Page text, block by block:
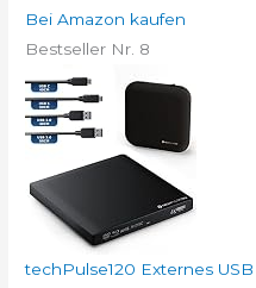
Bei Amazon kaufen
Bestseller Nr. 8
techPulse120 Externes